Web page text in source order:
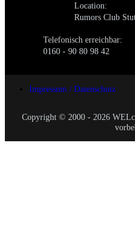
Location:
Rumors Club
Telefonisch erreichbar:
0160 - 90 80 98 42
Impressum / Datenschutz
Copyright © 2000 - 2026